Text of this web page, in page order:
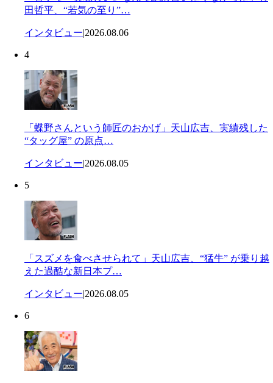
田哲平、“若気の至り”…
インタビュー|2026.08.06
4
「蝶野さんという師匠のおかげ」天山広吉、実績残した
“タッグ屋” の原点…
インタビュー|2026.08.05
5
「スズメを食べさせられて」天山広吉、“猛牛” が乗り越
えた過酷な新日本プ…
インタビュー|2026.08.05
6